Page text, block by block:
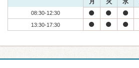
月 火 水
08:30-12:30
13:30-17:30